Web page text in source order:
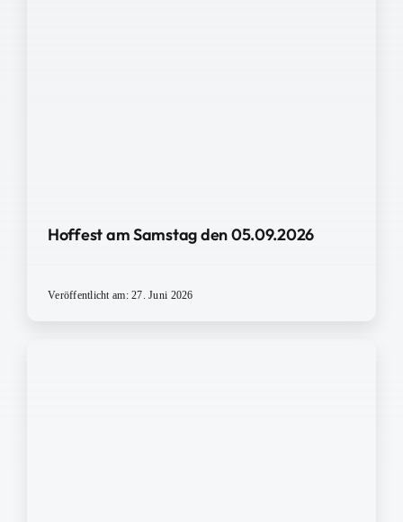
Hoffest am Samstag den 05.09.2026
Veröffentlicht am: 27. Juni 2026